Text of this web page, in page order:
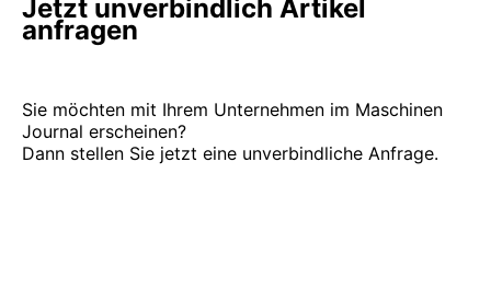
Jetzt unverbindlich Artikel
anfragen
Sie möchten mit Ihrem Unternehmen im Maschinen
Journal erscheinen?
Dann stellen Sie jetzt eine unverbindliche Anfrage.